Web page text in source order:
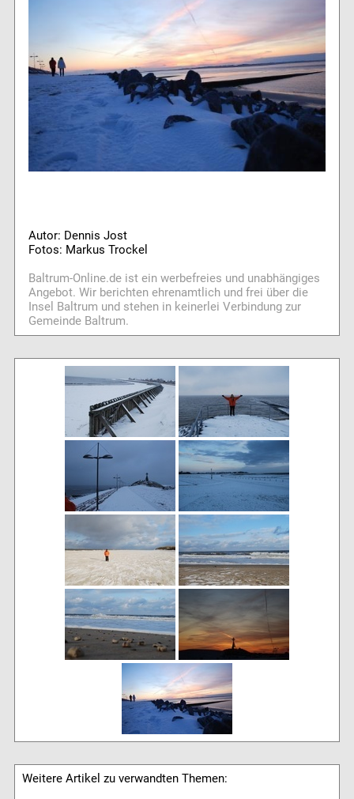
Autor: Dennis Jost
Fotos: Markus Trockel
Baltrum-Online.de ist ein werbefreies und unabhängiges
Angebot. Wir berichten ehrenamtlich und frei über die
Insel Baltrum und stehen in keinerlei Verbindung zur
Gemeinde Baltrum.
Weitere Artikel zu verwandten Themen: